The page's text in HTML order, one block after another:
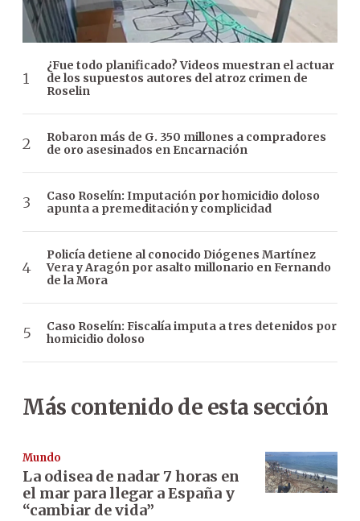
¿Fue todo planificado? Videos muestran el actuar
de los supuestos autores del atroz crimen de
Roselin
Robaron más de G. 350 millones a compradores
de oro asesinados en Encarnación
Caso Roselín: Imputación por homicidio doloso
apunta a premeditación y complicidad
Policía detiene al conocido Diógenes Martínez
Vera y Aragón por asalto millonario en Fernando
de la Mora
Caso Roselín: Fiscalía imputa a tres detenidos por
homicidio doloso
Más contenido de esta sección
Mundo
La odisea de nadar 7 horas en
el mar para llegar a España y
“cambiar de vida”